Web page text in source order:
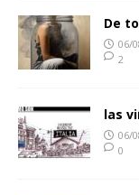
De
06/
2
las
06/
0